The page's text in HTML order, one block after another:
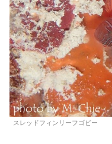
スレッドフィンリーフゴビー